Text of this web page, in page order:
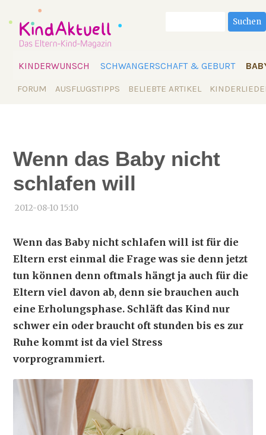
überspringen
KINDERWUNSCH SCHWANGERSCHAFT & GEBURT
Navigation
FORUM AUSFLUGSTIPPS BELIEBTE ARTIKEL
Suchen
Wenn das Baby nicht
schlafen will
2012-08-10 15:10
Wenn das Baby nicht schlafen will ist für die
Eltern erst einmal die Frage was sie denn jetzt
tun können denn oftmals hängt ja auch für die
Eltern viel davon ab, denn sie brauchen auch
eine Erholungsphase. Schläft das Kind nur
schwer ein oder braucht oft stunden bis es zur
Ruhe kommt ist da viel Stress
vorprogrammiert.